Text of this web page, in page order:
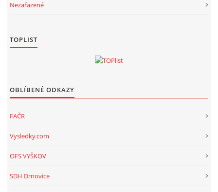
Nezařazené
TOPLIST
OBLÍBENÉ ODKAZY
FAČR
Vysledky.com
OFS VYŠKOV
SDH Drnovice